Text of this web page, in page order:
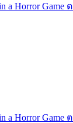
a Horror Game
a Horror Game